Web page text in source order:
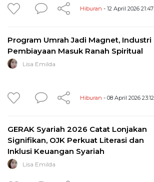
Hiburan - 12 April 2026 21:47
Program Umrah Jadi Magnet, Industri
Pembiayaan Masuk Ranah Spiritual
Lisa Emilda
Hiburan - 08 April 2026 23:12
GERAK Syariah 2026 Catat Lonjakan
Signifikan, OJK Perkuat Literasi dan
Inklusi Keuangan Syariah
Lisa Emilda